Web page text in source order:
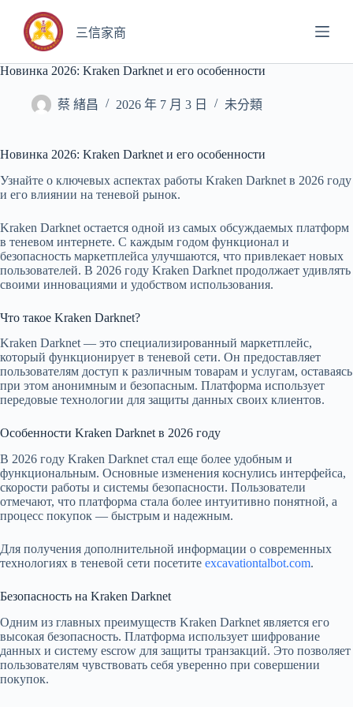
要
三信家商
Новинка 2026: Kraken Darknet и его особенности
蔡 緒昌 2026 年 7 月 3 日 未分類
Новинка 2026: Kraken Darknet и его особенности
Узнайте о ключевых аспектах работы Kraken Darknet в 2026 году
и его влиянии на теневой рынок.
Kraken Darknet остается одной из самых обсуждаемых платформ
в теневом интернете. С каждым годом функционал и
безопасность маркетплейса улучшаются, что привлекает новых
пользователей. В 2026 году Kraken Darknet продолжает удивлять
своими инновациями и удобством использования.
Что такое Kraken Darknet?
Kraken Darknet — это специализированный маркетплейс,
который функционирует в теневой сети. Он предоставляет
пользователям доступ к различным товарам и услугам, оставаясь
при этом анонимным и безопасным. Платформа использует
передовые технологии для защиты данных своих клиентов.
Особенности Kraken Darknet в 2026 году
В 2026 году Kraken Darknet стал еще более удобным и
функциональным. Основные изменения коснулись интерфейса,
скорости работы и системы безопасности. Пользователи
отмечают, что платформа стала более интуитивно понятной, а
процесс покупок — быстрым и надежным.
Для получения дополнительной информации о современных
технологиях в теневой сети посетите excavationtalbot.com.
Безопасность на Kraken Darknet
Одним из главных преимуществ Kraken Darknet является его
высокая безопасность. Платформа использует шифрование
данных и систему escrow для защиты транзакций. Это позволяет
пользователям чувствовать себя уверенно при совершении
покупок.